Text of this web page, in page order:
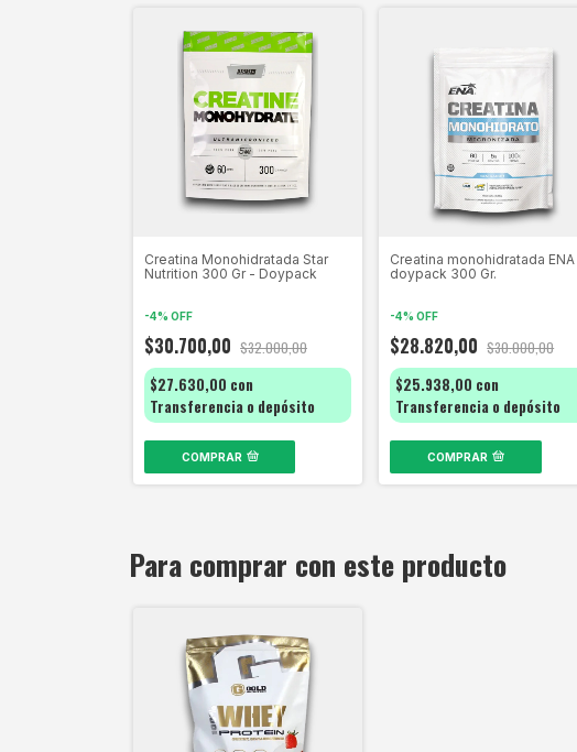
Creatina Monohidratada Star
Nutrition 300 Gr - Doypack
-4% OFF
$30.700,00 $32.000,00
$27.630,00 con
Transferencia o depósito
COMPRAR
Creatina monohidratada ENA
doypack 300 Gr.
-4%OFF
$28.820,00 $30.000,00
$25.938,00 con
Transferencia o depósito
COMPRAR
Para comprar con este producto